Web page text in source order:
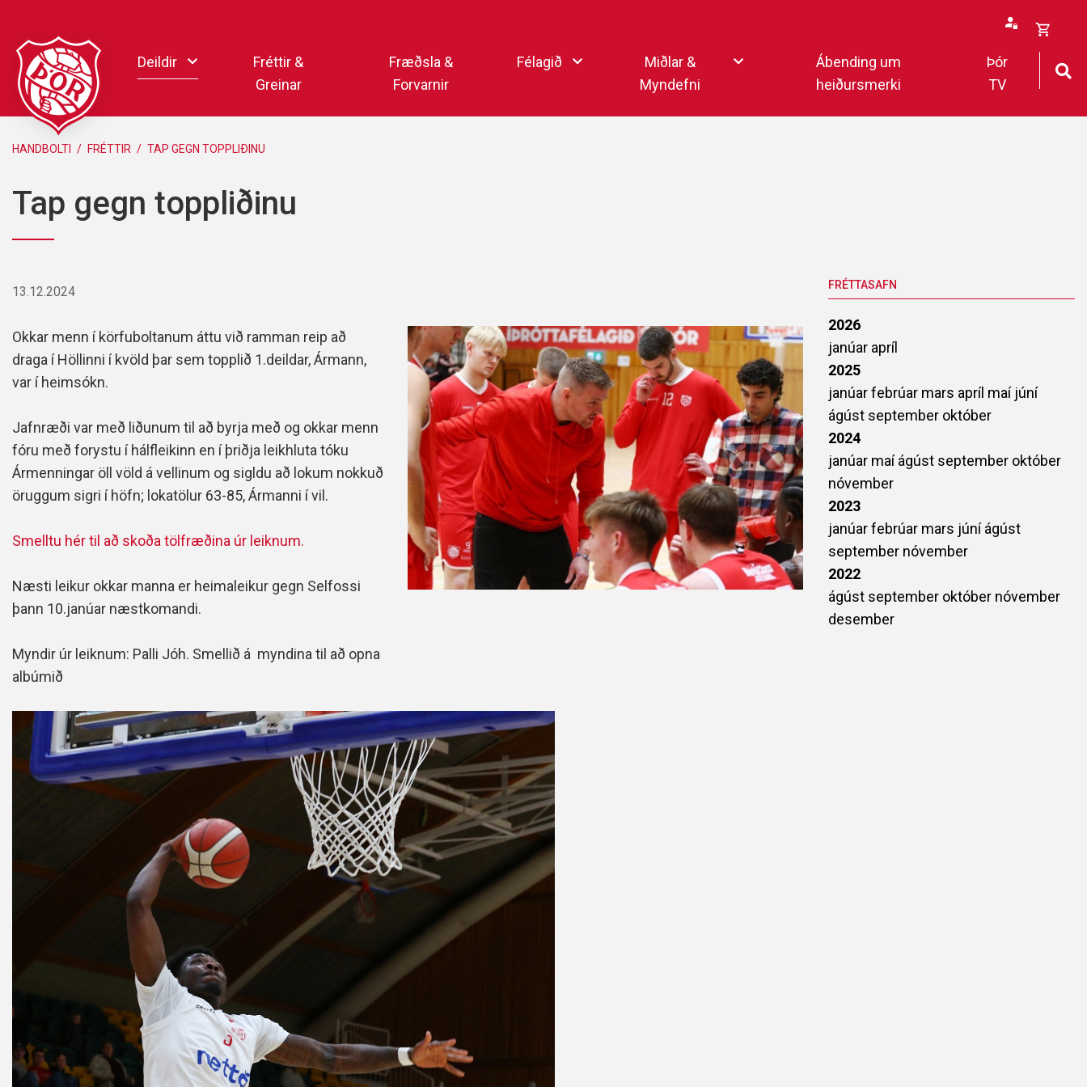
efni
Deildir
Handbolti
Knattspyrna
Pílukast
Pollamót Samskipa
Fréttir &
Greinar
Fræðsla &
Forvarnir
Félagið
Lög Þórs
Fyrirmyndarfélag ÍSÍ
Handbók aðalstjórnar Þórs
Ársskýrslur
Miðlar &
Myndefni
Ábending um
heiðursmerki
Þór
TV
Opna
körfu
HANDBOLTI / FRÉTTIR / TAP GEGN TOPPLIÐINU
Tap gegn toppliðinu
13.12.2024
Okkar menn í körfuboltanum áttu við ramman reip að
draga í Höllinni í kvöld þar sem topplið 1.deildar, Ármann,
var í heimsókn.
Jafnræði var með liðunum til að byrja með og okkar menn
fóru með forystu í hálfleikinn en í þriðja leikhluta tóku
Ármenningar öll völd á vellinum og sigldu að lokum nokkuð
öruggum sigri í höfn; lokatölur 63-85, Ármanni í vil.
Smelltu hér til að skoða tölfræðina úr leiknum.
Næsti leikur okkar manna er heimaleikur gegn Selfossi
þann 10.janúar næstkomandi.
Myndir úr leiknum: Palli Jóh. Smellið á myndina til að opna
albúmið
FRÉTTASAFN
2026
janúar apríl
2025
janúarfebrúar mars apríl maí júní
ágúst september október
2024
janúar maíágúst september október
nóvember
2023
janúarfebrúar mars júníágúst
september nóvember
2022
ágúst september október nóvember
desember